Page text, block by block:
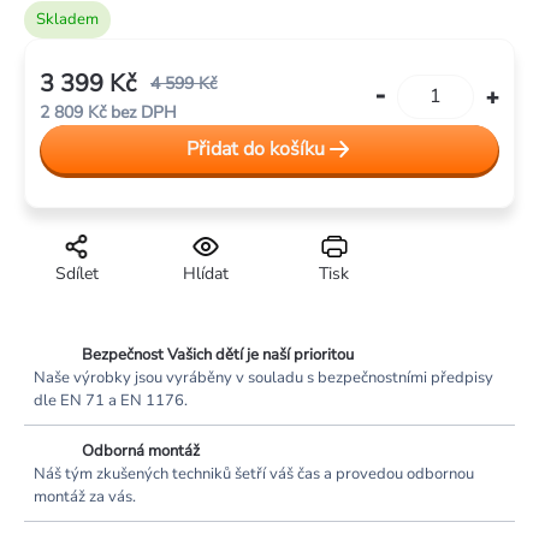
Skladem
Tisk
Hlídat
Sdílet
4 599 Kč
3 399 Kč
2 809 Kč bez DPH
Měrná
cena:
Přidat do košíku
Bezpečnost Vašich dětí je naší prioritou
Naše výrobky jsou vyráběny v souladu s bezpečnostními předpisy
dle EN 71 a EN 1176.
Odborná montáž
Náš tým zkušených techniků šetří váš čas a provedou odbornou
montáž za vás.